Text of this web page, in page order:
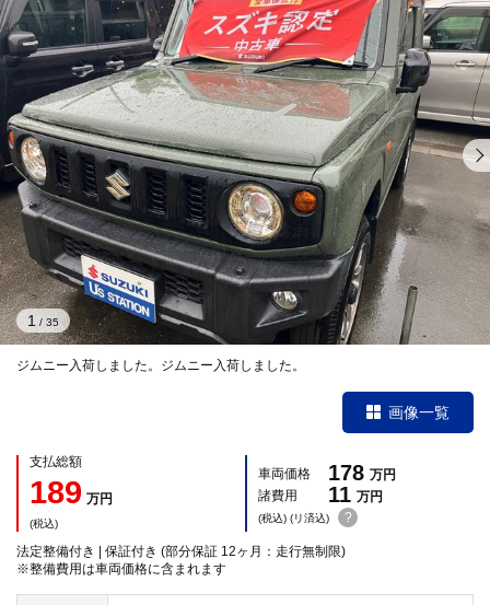
ジムニー入荷しました。ジムニー入荷しました。
1 / 35
画像一覧
支払総額
189 万円
(税込)
車両価格 178 万円
諸費用
11 万円
(税込) (リ済込) ?
法定整備付き | 保証付き (部分保証 12ヶ月：走行無制限)
※整備費用は車両価格に含まれます